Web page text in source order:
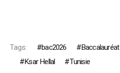
Tags: bac2026 Baccalauréat
Ksar Hellal
Tunisie